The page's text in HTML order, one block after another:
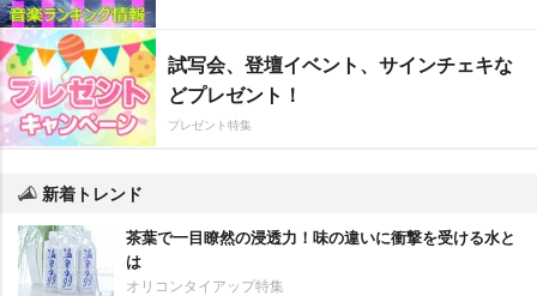
試写会、登壇イベント、サインチェキな
どプレゼント！
プレゼント特集
新着トレンド
茶葉で一目瞭然の浸透力！味の違いに衝撃を受ける水と
は
オリコンタイアップ特集